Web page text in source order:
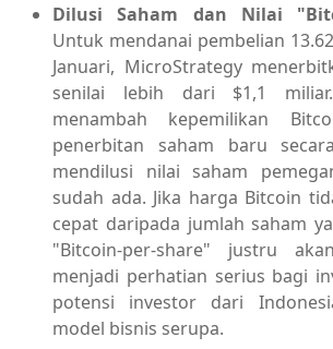
Dilusi Saham dan Nilai
Untuk mendanai pembelian
Januari, MicroStrategy
senilai lebih dari $1,1
menambah kepemilikan
penerbitan saham baru
mendilusi nilai saham
sudah ada. Jika harga Bitcoin
cepat daripada jumlah saham
"Bitcoin-per-share" justru
menjadi perhatian serius bagi
potensi investor dari
model bisnis serupa.